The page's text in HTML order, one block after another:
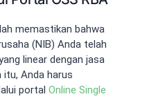
memastikan bahwa
(NIB) Anda telah
linear dengan jasa
itu, Anda harus
portal Online Single